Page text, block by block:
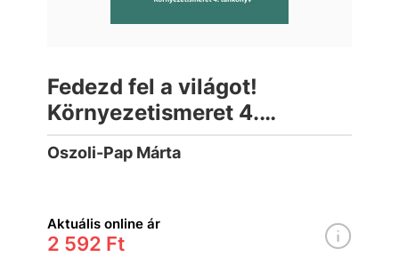
Fedezd fel a világot!
Környezetismeret 4.
tankönyv
Oszoli-Pap Márta
Aktuális online ár
2 592 Ft